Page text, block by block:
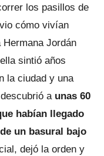
los pasillos de
cómo vivían
Jordán
sintió años
la ciudad y una
aunas 60
habían llegado
un basural bajo
dejó la orden y